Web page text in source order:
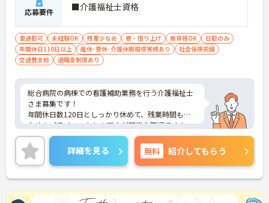
応募要件 ■介護福祉士資格
車通勤可 未経験OK 残業少なめ 寮・借り上げ 無資格OK
日勤のみ
年間休日110日以上
産休･育休･介護休暇取得実績あり
社会保険完備
交通費支給
退職金制度あり
総合病院の病棟での看護補助業務を行う介護福祉士
さま募集です！
年間休日数120日としっかり休めて、残業時間も少
なめ！プライベートとの両立が可能な職場です！
ご興味ある方には、面接のポイントなど、さらに詳
細をお話致しますのでお気軽にご相談ください。
詳細を見る 無料 紹介してもらう